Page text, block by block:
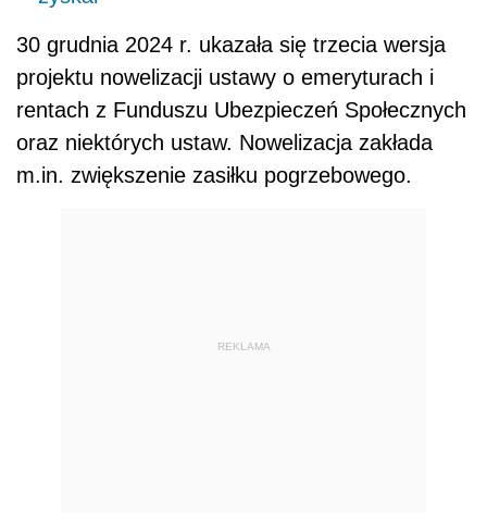
30 grudnia 2024 r. ukazała się trzecia wersja
projektu nowelizacji ustawy o emeryturach i
rentach z Funduszu Ubezpieczeń Społecznych
oraz niektórych ustaw. Nowelizacja zakłada
m.in. zwiększenie zasiłku pogrzebowego.
REKLAMA